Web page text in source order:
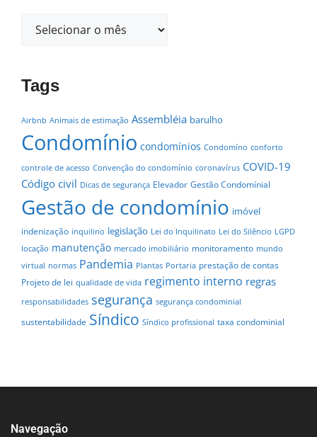
Tags
Airbnb Animais de estimação Assembléia barulho
Condomínio condomínios Condomíno conforto
controle de acesso Convenção do condomínio coronavírus COVID-19
Código civil Dicas de segurança Elevador Gestão Condomínial
Gestão de condomínio imóvel
indenização inquilino legislação Lei do Inquilinato Lei do Silêncio LGPD
locação manutenção mercado imobiliário monitoramento mundo
virtual normas Pandemia Plantas Portaria prestação de contas
Projeto de lei qualidade de vida regimento interno regras
responsabilidades segurança segurança condominial
sustentabilidade Síndico Síndico profissional taxa condominial
Navegação